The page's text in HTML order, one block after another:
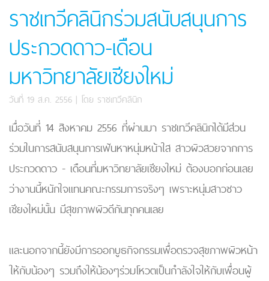
ราชเทวีคลินิกร่วมสนับสนุนการ
ประกวดดาว-เดือน
มหาวิทยาลัยเชียงใหม่
วันที่ 19 ส.ค. 2556 | โดย ราชเทวีคลินิก
เมื่อวันที่ 14 สิงหาคม 2556 ที่ผ่านมา ราชเทวีคลินิกได้มีส่วน
ร่วมในการสนับสนุนการเฟ้นหาหนุ่มหน้าใส สาวผิวสวยจากการ
ประกวดดาว - เดือนที่มหาวิทยาลัยเชียงใหม่ ต้องบอกก่อนเลย
ว่างานนี้หนักใจแทนคณะกรรมการจริงๆ เพราะหนุ่มสาวชาว
เชียงใหม่นั้น มีสุขภาพผิวดีกันทุกคนเลย
และนอกจากนี้ยังมีการออกบูธกิจกรรมเพื่อตรวจสุขภาพผิวหน้า
ให้กับน้องๆ รวมถึงให้น้องๆร่วมโหวตเป็นกำลังใจให้กับเพื่อนผู้